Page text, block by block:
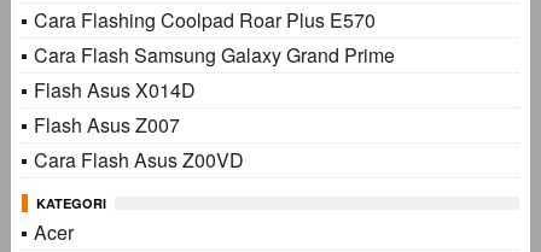
Cara Flashing Coolpad Roar Plus E570
Cara Flash Samsung Galaxy Grand Prime
Flash Asus X014D
Flash Asus Z007
Cara Flash Asus Z00VD
KATEGORI
Acer